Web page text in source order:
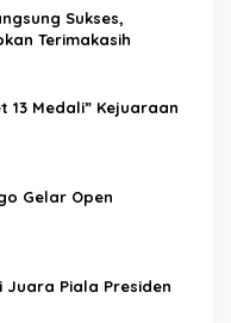
Sukses,
Terimakasih
13 Medali” Kejuaraan
Gelar Open
Juara Piala Presiden